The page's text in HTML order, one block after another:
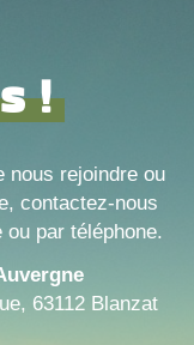
!
nous rejoindre ou
contactez-nous
par téléphone.
63112 Blanzat